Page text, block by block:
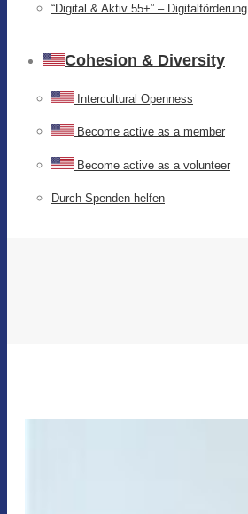
“Digital & Aktiv 55+” – Digitalförderung
Cohesion & Diversity
Intercultural Openness
Become active as a member
Become active as a volunteer
Durch Spenden helfen